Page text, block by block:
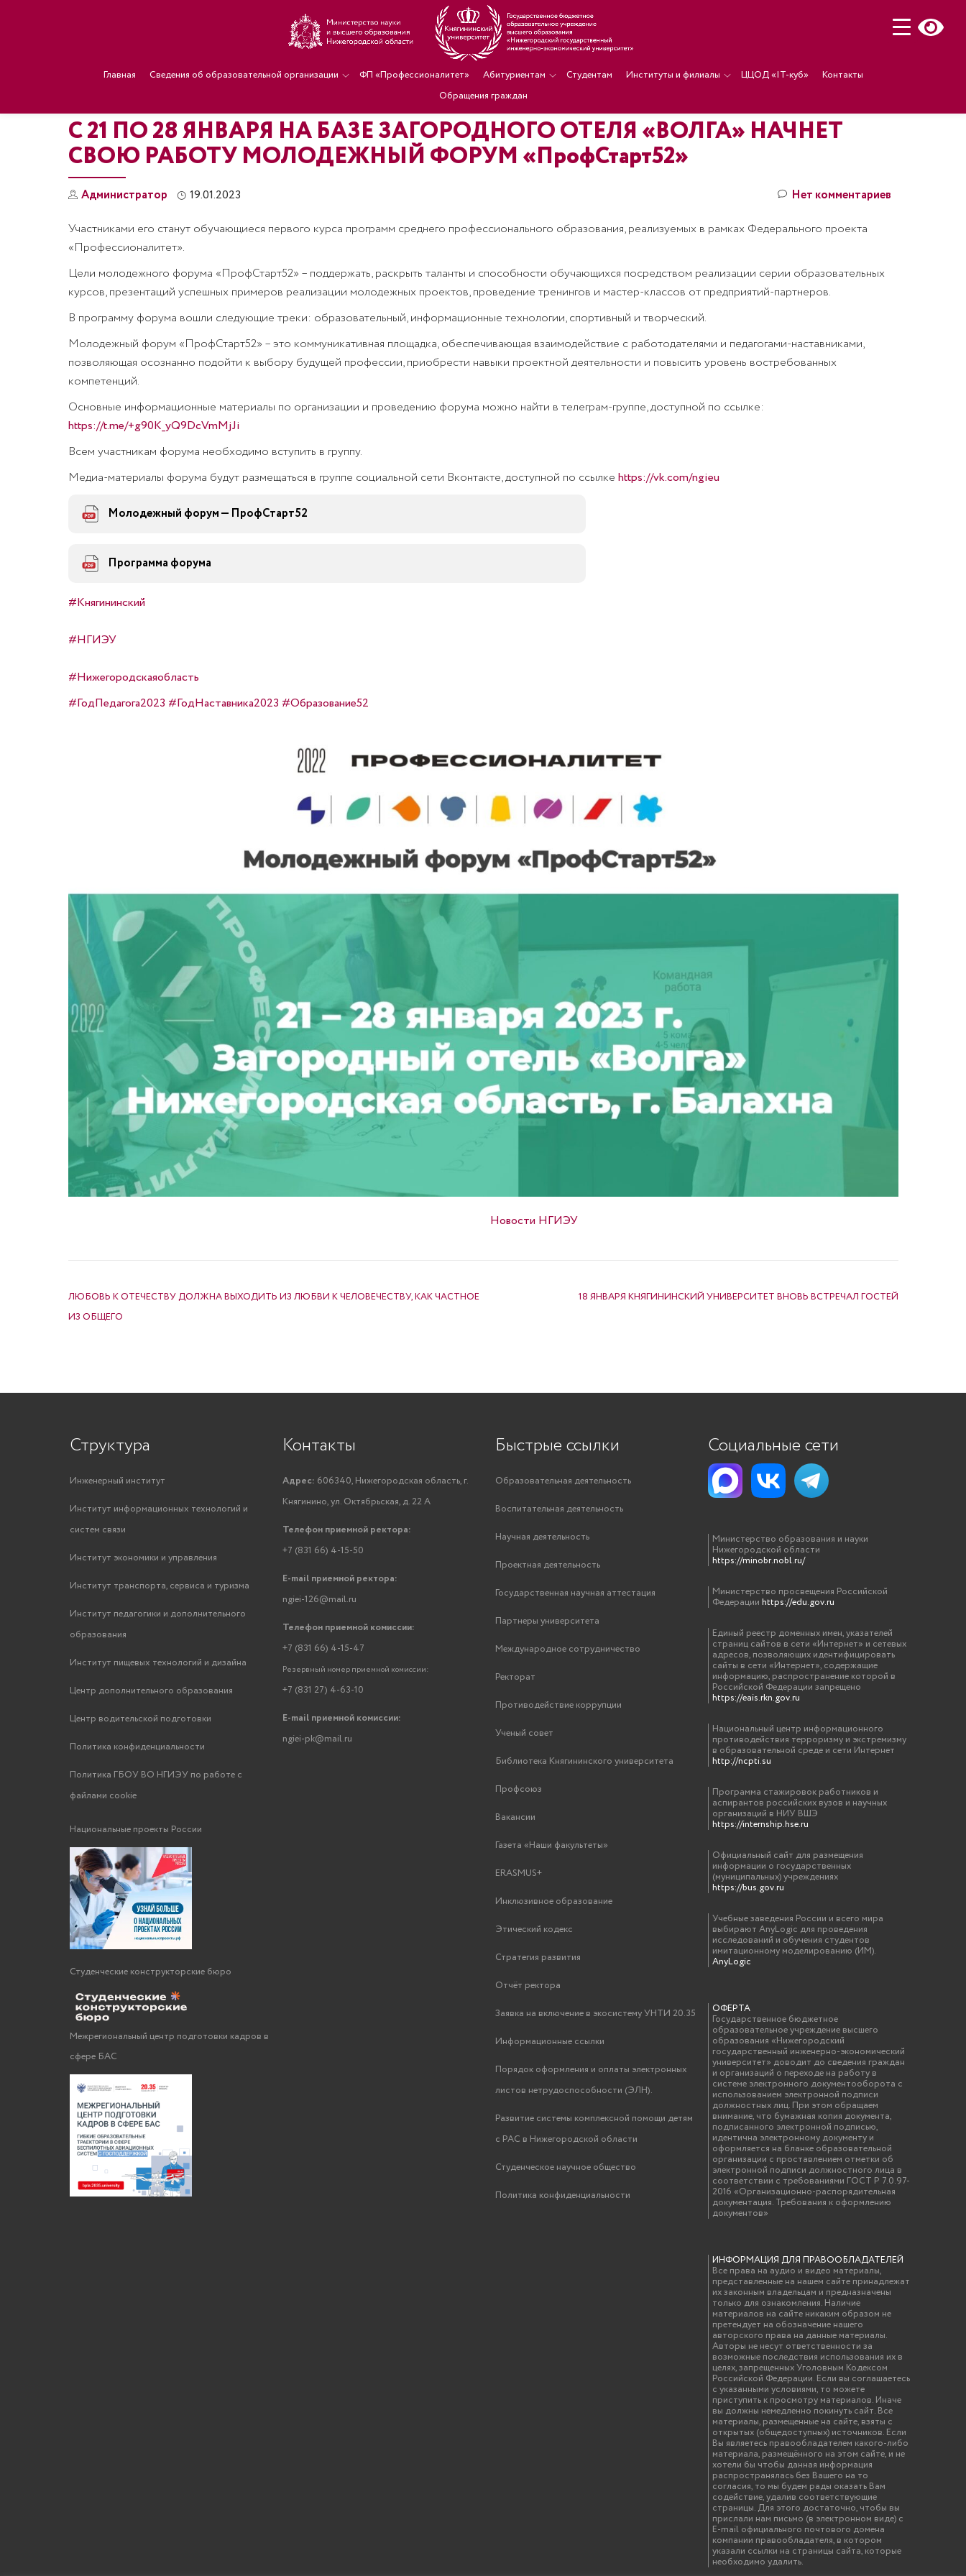
Главная Сведения об образовательной организации ФП «Профессионалитет» Абитуриентам Студентам Институты и филиалы ЦЦОД «IT-куб»
Контакты
Обращения граждан
С 21 ПО 28 ЯНВАРЯ НА БАЗЕ ЗАГОРОДНОГО ОТЕЛЯ «ВОЛГА» НАЧНЕТ
СВОЮ РАБОТУ МОЛОДЕЖНЫЙ ФОРУМ «ПрофСтарт52»
Администратор 19.01.2023 Нет комментариев
Участниками его станут обучающиеся первого курса программ среднего профессионального образования, реализуемых в рамках Федерального проекта
«Профессионалитет».
Цели молодежного форума «ПрофСтарт52» – поддержать, раскрыть таланты и способности обучающихся посредством реализации серии образовательных
курсов, презентаций успешных примеров реализации молодежных проектов, проведение тренингов и мастер-классов от предприятий-партнеров.
В программу форума вошли следующие треки: образовательный, информационные технологии, спортивный и творческий.
Молодежный форум «ПрофСтарт52» – это коммуникативная площадка, обеспечивающая взаимодействие с работодателями и педагогами-наставниками,
позволяющая осознанно подойти к выбору будущей профессии, приобрести навыки проектной деятельности и повысить уровень востребованных
компетенций.
Основные информационные материалы по организации и проведению форума можно найти в телеграм-группе, доступной по ссылке:
https://t.me/+g90K_yQ9DcVmMjJi
Всем участникам форума необходимо вступить в группу.
Медиа-материалы форума будут размещаться в группе социальной сети Вконтакте, доступной по ссылке https://vk.com/ngieu
Молодежный форум — ПрофСтарт52
Программа форума
#Княгининский
#НГИЭУ
#Нижегородскаяобласть
#ГодПедагога2023 #ГодНаставника2023 #Образование52
Новости НГИЭУ
ЛЮБОВЬ К ОТЕЧЕСТВУ ДОЛЖНА ВЫХОДИТЬ ИЗ ЛЮБВИ К ЧЕЛОВЕЧЕСТВУ, КАК ЧАСТНОЕ
ИЗ ОБЩЕГО
18 ЯНВАРЯ КНЯГИНИНСКИЙ УНИВЕРСИТЕТ ВНОВЬ ВСТРЕЧАЛ ГОСТЕЙ
Структура
Инженерный институт
Институт информационных технологий и
систем связи
Институт экономики и управления
Институт транспорта, сервиса и туризма
Институт педагогики и дополнительного
образования
Институт пищевых технологий и дизайна
Центр дополнительного образования
Центр водительской подготовки
Политика конфиденциальности
Политика ГБОУ ВО НГИЭУ по работе с
файлами cookie
Национальные проекты России
Студенческие конструкторские бюро
Межрегиональный центр подготовки кадров в
сфере БАС
Контакты
Адрес: 606340, Нижегородская область, г.
Княгинино, ул. Октябрьская, д. 22 А
Телефон приемной ректора:
+7 (831 66) 4-15-50
E-mail приемной ректора:
ngiei-126@mail.ru
Телефон приемной комиссии:
+7 (831 66) 4-15-47
Резервный номер приемной комиссии:
+7 (831 27) 4-63-10
E-mail приемной комиссии:
ngiei-pk@mail.ru
Быстрые ссылки
Образовательная деятельность
Воспитательная деятельность
Научная деятельность
Проектная деятельность
Государственная научная аттестация
Партнеры университета
Международное сотрудничество
Ректорат
Противодействие коррупции
Ученый совет
Библиотека Княгининского университета
Профсоюз
Вакансии
Газета «Наши факультеты»
ERASMUS+
Инклюзивное образование
Этический кодекс
Стратегия развития
Отчёт ректора
Заявка на включение в экосистему УНТИ 20.35
Информационные ссылки
Порядок оформления и оплаты электронных
листов нетрудоспособности (ЭЛН).
Развитие системы комплексной помощи детям
с РАС в Нижегородской области
Студенческое научное общество
Политика конфиденциальности
Социальные сети
Министерство образования и науки
Нижегородской области
https://minobr.nobl.ru/
Министерство просвещения Российской
Федерации https://edu.gov.ru
Единый реестр доменных имен, указателей
страниц сайтов в сети «Интернет» и сетевых
адресов, позволяющих идентифицировать
сайты в сети «Интернет», содержащие
информацию, распространение которой в
Российской Федерации запрещено
https://eais.rkn.gov.ru
Национальный центр информационного
противодействия терроризму и экстремизму
в образовательной среде и сети Интернет
http://ncpti.su
Программа стажировок работников и
аспирантов российских вузов и научных
организаций в НИУ ВШЭ
https://internship.hse.ru
Официальный сайт для размещения
информации о государственных
(муниципальных) учреждениях
https://bus.gov.ru
Учебные заведения России и всего мира
выбирают AnyLogic для проведения
исследований и обучения студентов
имитационному моделированию (ИМ).
AnyLogic
ОФЕРТА
Государственное бюджетное
образовательное учреждение высшего
образования «Нижегородский
государственный инженерно-экономический
университет» доводит до сведения граждан
и организаций о переходе на работу в
системе электронного документооборота с
использованием электронной подписи
должностных лиц. При этом обращаем
внимание, что бумажная копия документа,
подписанного электронной подписью,
идентична электронному документу и
оформляется на бланке образовательной
организации с проставлением отметки об
электронной подписи должностного лица в
соответствии с требованиями ГОСТ Р 7.0.97-
2016 «Организационно-распорядительная
документация. Требования к оформлению
документов»
ИНФОРМАЦИЯ ДЛЯ ПРАВООБЛАДАТЕЛЕЙ
Все права на аудио и видео материалы,
представленные на нашем сайте принадлежат
их законным владельцам и предназначены
только для ознакомления. Наличие
материалов на сайте никаким образом не
претендует на обозначение нашего
авторского права на данные материалы.
Авторы не несут ответственности за
возможные последствия использования их в
целях, запрещенных Уголовным Кодексом
Российской Федерации. Если вы соглашаетесь
с указанными условиями, то можете
приступить к просмотру материалов. Иначе
вы должны немедленно покинуть сайт. Все
материалы, размещенные на сайте, взяты с
открытых (общедоступных) источников. Если
Вы являетесь правообладателем какого-либо
материала, размещённого на этом сайте, и не
хотели бы чтобы данная информация
распространялась без Вашего на то
согласия, то мы будем рады оказать Вам
содействие, удалив соответствующие
страницы. Для этого достаточно, чтобы вы
прислали нам письмо (в электронном виде) с
E-mail официального почтового домена
компании правообладателя, в котором
указали ссылки на страницы сайта, которые
необходимо удалить.